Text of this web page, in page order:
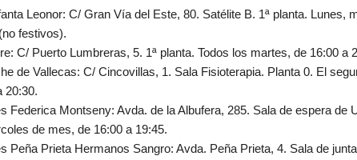
Leonor: C/ Gran Vía del Este, 80. Satélite B. 1ª planta. Lunes,
festivos).
C/ Puerto Lumbreras, 5. 1ª planta. Todos los martes, de 16:00 a
de Vallecas: C/ Cincovillas, 1. Sala Fisioterapia. Planta 0. El
20:30.
Federica Montseny: Avda. de la Albufera, 285. Sala de espera de
de mes, de 16:00 a 19:45.
Peña Prieta Hermanos Sangro: Avda. Peña Prieta, 4. Sala de